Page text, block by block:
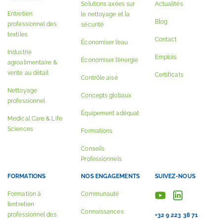
Entretien
professionnel des
textiles
Industrie
agroalimentaire &
vente au détail
Nettoyage
professionnel
Medical Care & Life
Sciences
Solutions axées sur
le nettoyage et la
sécurité
Économiser l’eau
Économiser l’énergie
Contrôle aisé
Concepts globaux
Équipement adéquat
Formations
Conseils
Professionnels
Actualités
Blog
Contact
Emplois
Certificats
FORMATIONS
Formation à
l’entretien
professionnel des
NOS ENGAGEMENTS
Communauté
Connaissances
SUIVEZ-NOUS
+32 9 223 38 71